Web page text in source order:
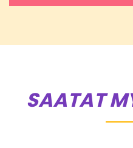
SAATAT